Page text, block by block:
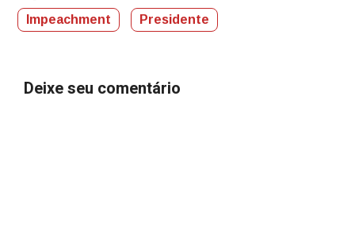
Impeachment Presidente
Deixe seu comentário